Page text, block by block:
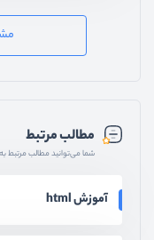
مطالب مرتبط
شما می‌توانید مطالب مرتبط
آموزش html